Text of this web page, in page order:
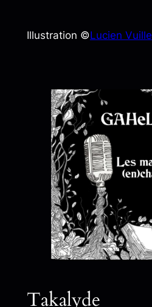
Illustration ©Lucien Vuille
Takalyde